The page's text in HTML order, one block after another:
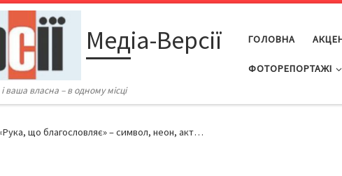
Медіа-Версії
і ваша власна – в одному місці
ГОЛОВНА
ФОТОРЕПОРТАЖІ
що благословляє» – символ, неон, акт…